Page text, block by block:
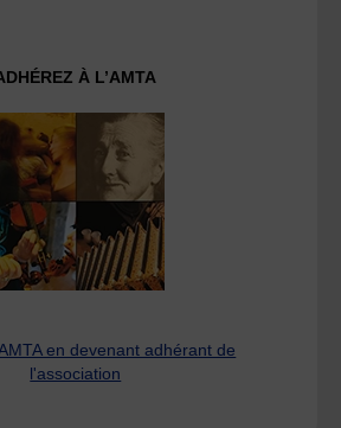
À L’AMTA
en devenant adhérant de
l'association